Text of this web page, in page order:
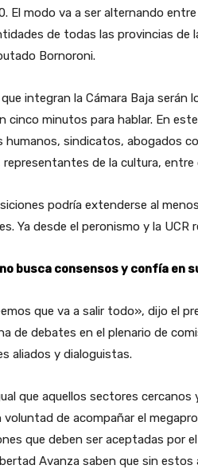
El modo va a ser alternando
de todas las provincias de
Bornoroni.
integran la Cámara Baja serán
minutos para hablar. En
humanos, sindicatos, abogados
de la cultura,
podría extenderse al
Ya desde el peronismo y la UCR
busca consensos y confía en
que va a salir todo», dijo el
de debates en el plenario de
aliados y dialoguistas.
que aquellos sectores
voluntad de acompañar el
que deben ser aceptadas por
Avanza saben que sin